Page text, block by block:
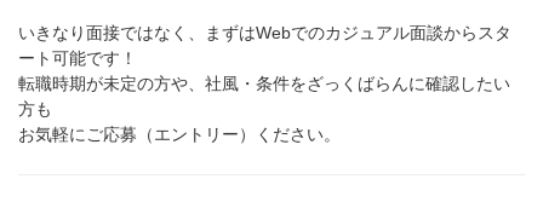
いきなり面接ではなく、まずはWebでのカジュアル面談からスタ
ート可能です！
転職時期が未定の方や、社風・条件をざっくばらんに確認したい
方も
お気軽にご応募（エントリー）ください。